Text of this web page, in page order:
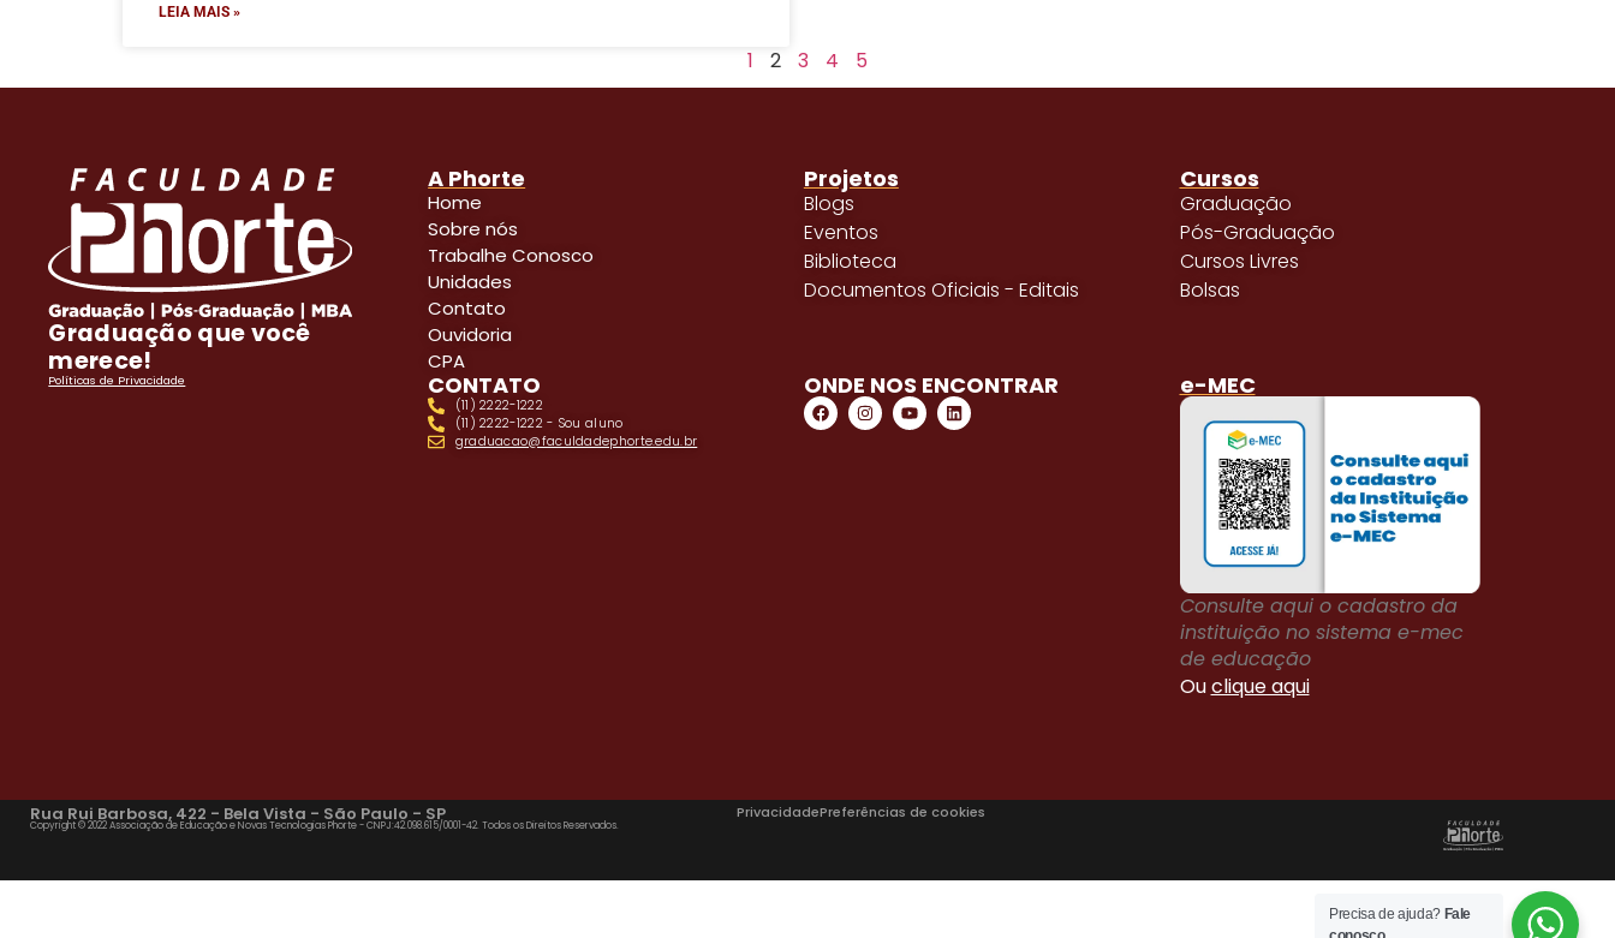
LEIA MAIS »
1 2 3 4 5
Graduação que você
merece!
Políticas de Privacidade
A Phorte
Home
Sobre nós
Trabalhe Conosco
Unidades
Contato
Ouvidoria
CPA
Projetos
Blogs
Eventos
Biblioteca
Documentos Oficiais - Editais
Cursos
Graduação
Pós-Graduação
Cursos Livres
Bolsas
CONTATO
(11) 2222-1222
(11) 2222-1222 - Sou aluno
graduacao@faculdadephorte.edu.br
ONDE NOS ENCONTRAR e-MEC
Consulte aqui o cadastro da
instituição no sistema e-mec
de educação
Ouclique aqui
Rua Rui Barbosa, 422 - Bela Vista - São Paulo - SP
Copyright © 2022 Associação de Educação e Novas Tecnologias Phorte - CNPJ:42.098.615/0001-42. Todos os Direitos Reservados.
PrivacidadePreferências de cookies
Precisa de ajuda?Fale